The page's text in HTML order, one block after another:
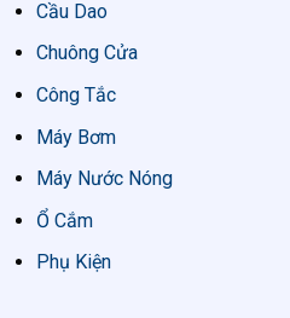
Cầu Dao
Chuông Cửa
Công Tắc
Máy Bơm
Máy Nước Nóng
Ổ Cắm
Phụ Kiện